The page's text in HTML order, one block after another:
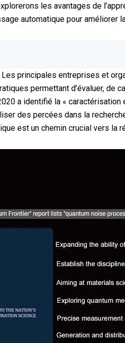
les avantages de
automatique pour améliorer
principales entreprises et
permettant d’évaluer, de
a identifié la «
des percées dans la
est un chemin crucial vers la